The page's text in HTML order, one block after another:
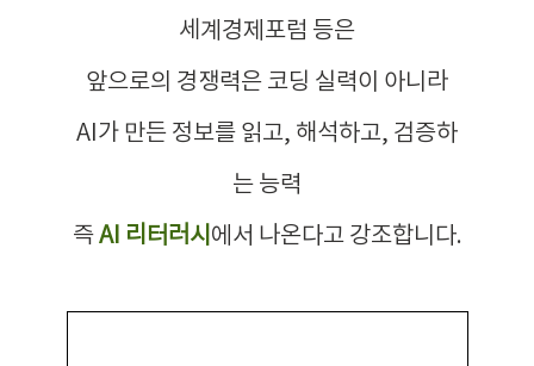
세계경제포럼 등은
앞으로의 경쟁력은 코딩 실력이 아니라
AI가 만든 정보를 읽고, 해석하고, 검증하
는 능력
즉AI 리터러시에서 나온다고 강조합니다.